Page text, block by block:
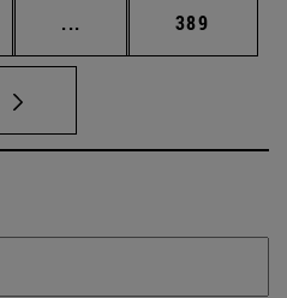
... Páginas intermedias
Página
389